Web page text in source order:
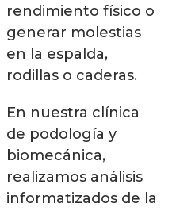
rendimiento físico o
generar molestias
en la espalda,
rodillas o caderas.
En nuestra clínica
de podología y
biomecánica,
realizamos análisis
informatizados de la